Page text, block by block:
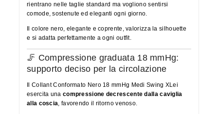
rientrano nelle taglie standard ma vogliono sentirsi
comode, sostenute ed eleganti ogni giorno.
Il colore nero, elegante e coprente, valorizza la silhouette
e si adatta perfettamente a ogni outfit.
🦵 Compressione graduata 18 mmHg:
supporto deciso per la circolazione
Il Collant Conformato Nero 18 mmHg Medi Swing XLei
esercita una compressione decrescente dalla caviglia
alla coscia , favorendo il ritorno venoso.